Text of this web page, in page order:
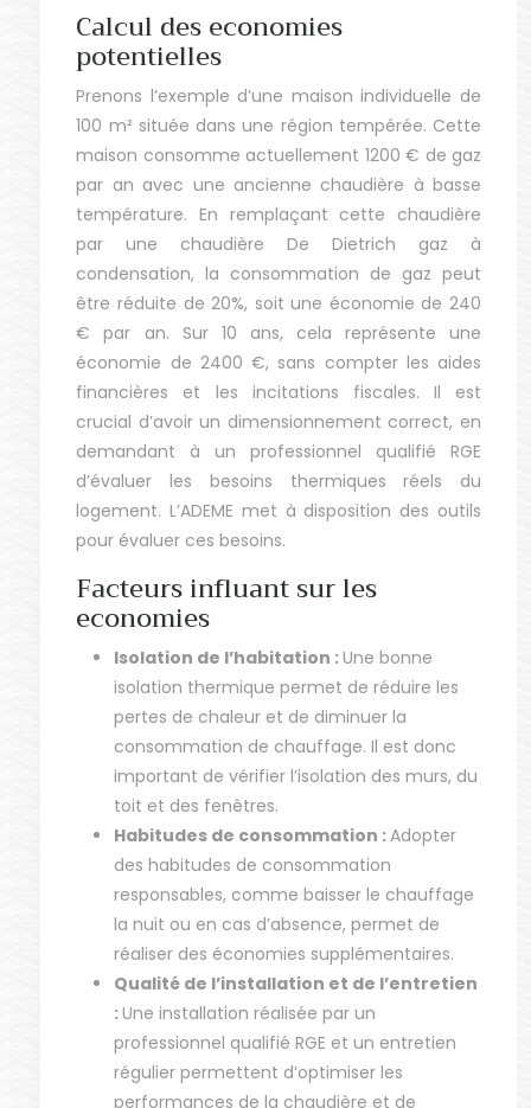
Calcul des economies
potentielles
Prenons l’exemple d’une maison individuelle de
100 m² située dans une région tempérée. Cette
maison consomme actuellement 1200 € de gaz
par an avec une ancienne chaudière à basse
température. En remplaçant cette chaudière
par une chaudière De Dietrich gaz à
condensation, la consommation de gaz peut
être réduite de 20%, soit une économie de 240
€ par an. Sur 10 ans, cela représente une
économie de 2400 €, sans compter les aides
financières et les incitations fiscales. Il est
crucial d’avoir un dimensionnement correct, en
demandant à un professionnel qualifié RGE
d’évaluer les besoins thermiques réels du
logement. L’ADEME met à disposition des outils
pour évaluer ces besoins.
Facteurs influant sur les
economies
Isolation de l’habitation :Une bonne
isolation thermique permet de réduire les
pertes de chaleur et de diminuer la
consommation de chauffage. Il est donc
important de vérifier l’isolation des murs, du
toit et des fenêtres.
Habitudes de consommation :Adopter
des habitudes de consommation
responsables, comme baisser le chauffage
la nuit ou en cas d’absence, permet de
réaliser des économies supplémentaires.
Qualité de l’installation et de l’entretien
:Une installation réalisée par un
professionnel qualifié RGE et un entretien
régulier permettent d’optimiser les
performances de la chaudière et de